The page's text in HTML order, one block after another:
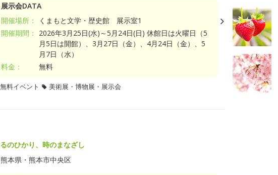
展示会DATA
開催場所：
くまもと文学・歴史館 展示室1
開催期間：
2026年3月25日(水)～5月24日(日) 休館日は火曜日（5
月5日は開館）、3月27日（金）、4月24日（金）、5
月7日（水）
料金：
無料
無料イベント 美術展・博物展・展示会
のひかり、時のまなざし
熊本県・熊本市中央区